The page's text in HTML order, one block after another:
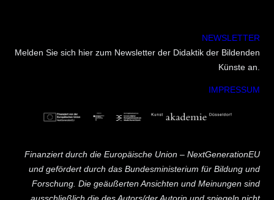
NEWSLETTER
Melden Sie sich hier zum Newsletter der Didaktik der Bildenden
Künste an.
IMPRESSUM
Finanziert durch die Europäische Union – NextGenerationEU
und gefördert durch das Bundesministerium für Bildung und
Forschung. Die geäußerten Ansichten und Meinungen sind
ausschließlich die des Autors/der Autorin und spiegeln nicht